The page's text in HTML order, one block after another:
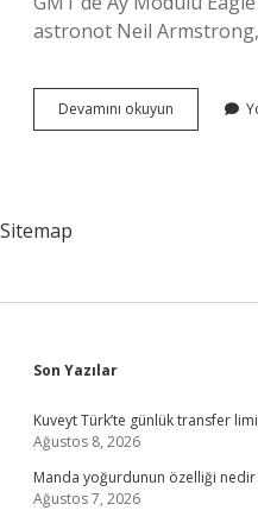
astronot Neil
Devamını okuyun
Ezan
Sitemap
Sidebar
Son Yazılar
Kuveyt Türk’te günlük transfer
Ağustos 8, 2026
Manda yoğurdunun özelliği nedir
Ağustos 7, 2026